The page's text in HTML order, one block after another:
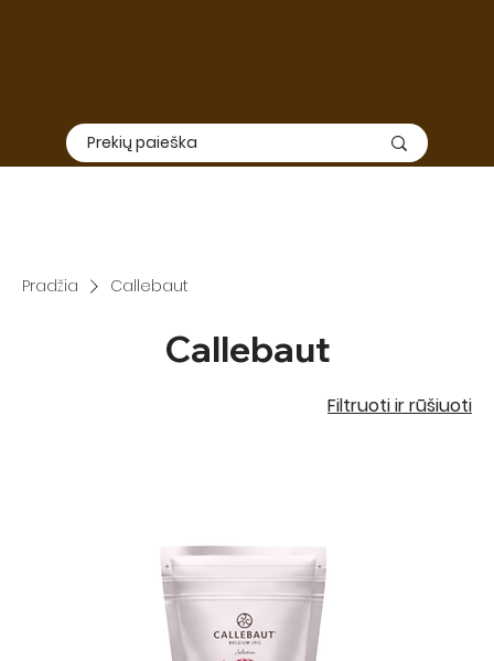
Pradžia Callebaut
Callebaut
Filtruoti ir rūšiuoti